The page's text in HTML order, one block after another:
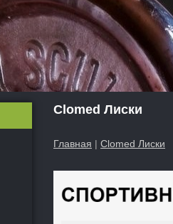
Clomed Лиски
Главная | Clomed Лиски